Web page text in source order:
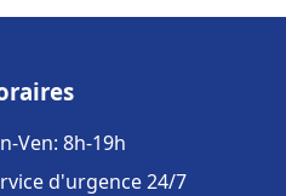
Ven: 8h-19h
d'urgence 24/7